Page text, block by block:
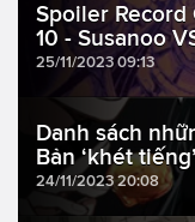
Spoiler Record
10 - Susanoo
25/11/2023 09:13
Danh sách
Bản ‘khét
24/11/2023 20:08